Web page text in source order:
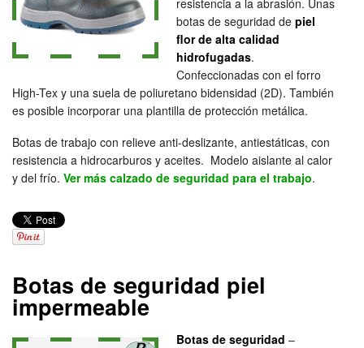
resistencia a la abrasión. Unas
botas de seguridad de piel
flor de alta calidad
hidrofugadas.
Confeccionadas con el forro
High-Tex y una suela de poliuretano bidensidad (2D). También
es posible incorporar una plantilla de protección metálica.
Botas de trabajo con relieve anti-deslizante, antiestáticas, con
resistencia a hidrocarburos y aceites. Modelo aislante al calor
y del frío. Ver más calzado de seguridad para el trabajo.
Botas de seguridad piel
impermeable
Botas de seguridad –